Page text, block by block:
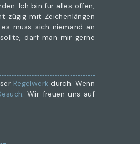
Ich bin für alles offen,
zügig mit Zeichenlängen
muss sich niemand an
darf man mir gerne
Regelwerk durch. Wenn
. Wir freuen uns auf